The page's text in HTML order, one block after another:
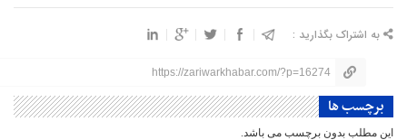
به اشتراک بگذارید :
https://zariwarkhabar.com/?p=16274
برچسب ها
این مطلب بدون برچسب می باشد.